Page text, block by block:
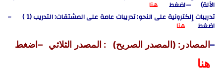
الآلة) —اضغط هنا
تدريبات إلكترونية على النحو: تدريبات عامة على المشتقات: التدريب (1 )
–
اضغط هنا
–المصادر: (المصدر الصريح) : المصدر الثلاثي –اضغط
هنا